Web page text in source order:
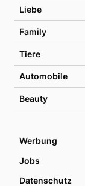
Liebe
Family
Tiere
Automobile
Beauty
Werbung
Jobs
Datenschutz